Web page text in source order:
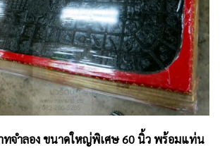
จำลอง ขนาดใหญ่พิเศษ 60 นิ้ว พร้อมแท่น